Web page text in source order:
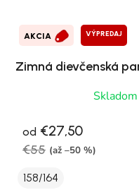
AKCIA VÝPREDAJ
Zimná dievčenská
Skladom
od €27,50
€55 (až –50 %)
158/164